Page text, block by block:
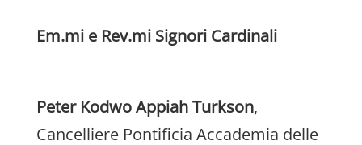
Em.mi e Rev.mi Signori Cardinali
Peter Kodwo Appiah Turkson,
Cancelliere Pontificia Accademia delle